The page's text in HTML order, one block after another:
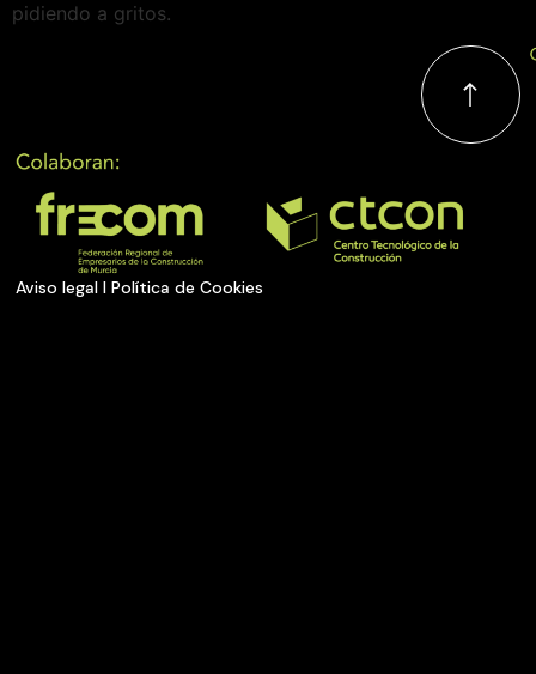
pidiendo a gritos.
Aviso legal IPolítica de Cookies